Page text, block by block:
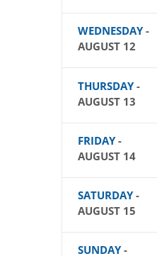
WEDNESDAY-
AUGUST 12
THURSDAY-
AUGUST 13
FRIDAY-
AUGUST 14
SATURDAY-
AUGUST 15
SUNDAY-